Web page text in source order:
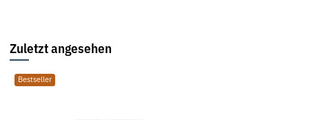
Zuletzt angesehen
Bestseller